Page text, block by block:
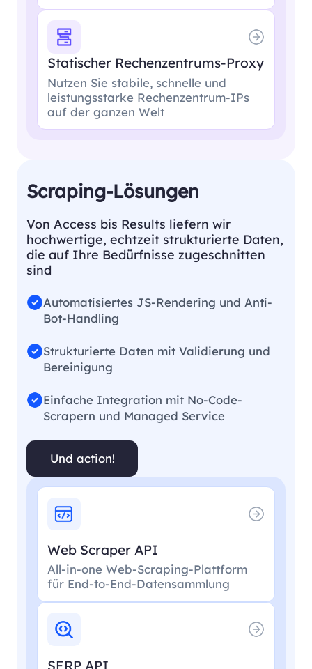
Statischer Rechenzentrums-Proxy
Nutzen Sie stabile, schnelle und
leistungsstarke Rechenzentrum-IPs
auf der ganzen Welt
Scraping-Lösungen
Von Access bis Results liefern wir
hochwertige, echtzeit strukturierte Daten,
die auf Ihre Bedürfnisse zugeschnitten
sind
Automatisiertes JS-Rendering und Anti-
Bot-Handling
Strukturierte Daten mit Validierung und
Bereinigung
Einfache Integration mit No-Code-
Scrapern und Managed Service
Und action!
Web Scraper API
All-in-one Web-Scraping-Plattform
für End-to-End-Datensammlung
SERP API